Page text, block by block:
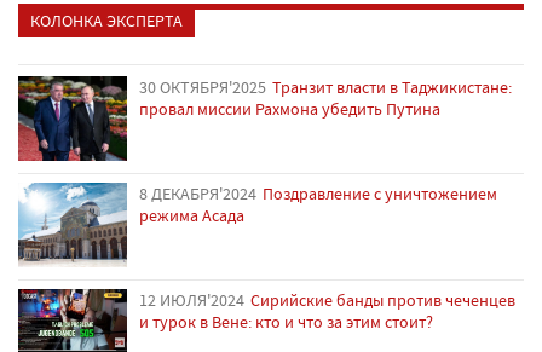
КОЛОНКА ЭКСПЕРТА
30 ОКТЯБРЯ'2025 Транзит власти в Таджикистане:
провал миссии Рахмона убедить Путина
8 ДЕКАБРЯ'2024 Поздравление с уничтожением
режима Асада
12 ИЮЛЯ'2024 Сирийские банды против чеченцев
и турок в Вене: кто и что за этим стоит?